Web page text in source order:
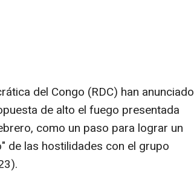
del Congo (RDC) han anunciado
de alto el fuego presentada
como un paso para lograr un
de las hostilidades con el grupo